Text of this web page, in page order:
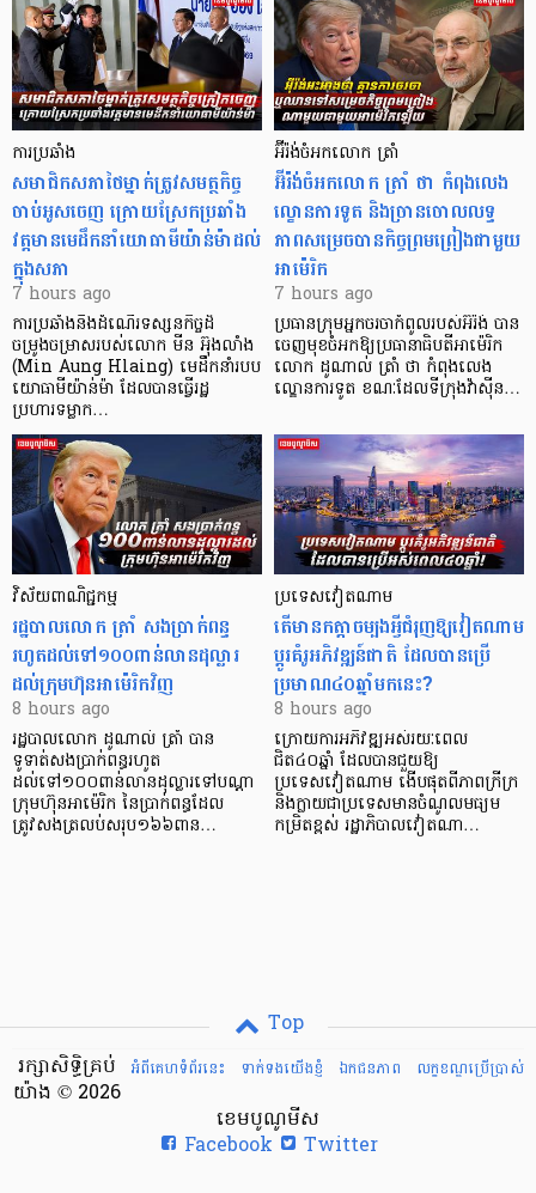
ការប្រឆាំង
សមាជិកសភាថៃម្នាក់ត្រូវសមត្ថកិច្ច
ចាប់អូសចេញ ក្រោយស្រែកប្រឆាំង
វត្តមានមេដឹកនាំយោធាមីយ៉ាន់ម៉ាដល់
ក្នុងសភា
7 hours ago
ការប្រឆាំងនឹងដំណើរទស្សនកិច្ចដ៏
ចម្រូងចម្រាសរបស់លោក មីន អ៊ុងលាំង
(Min Aung Hlaing) មេដឹកនាំរបប
យោធាមីយ៉ាន់ម៉ា ដែលបានធ្វើរដ្ឋ
ប្រហារទម្លាក…
អ៊ីរ៉ង់ចំអកលោក ត្រាំ
អ៊ីរ៉ង់ចំអកលោក ត្រាំ ថា កំពុងលេង
ល្ខោនការទូត និងច្រានចោលលទ្ធ
ភាពសម្រេចបានកិច្ចព្រមព្រៀងជាមួយ
អាម៉េរិក
7 hours ago
ប្រធានក្រុមអ្នកចរចាកំពូលរបស់អ៊ីរ៉ង់ បាន
ចេញមុខចំអកឱ្យប្រធានាធិបតីអាម៉េរិក
លោក ដូណាល់ ត្រាំ ថា កំពុងលេង
ល្ខោនការទូត ខណៈដែលទីក្រុងវ៉ាស៊ីន…
វិស័យ​ពាណិជ្ជកម្ម
រដ្ឋបាលលោក ត្រាំ សងប្រាក់ពន្ធ
រហូតដល់ទៅ១០០ពាន់លានដុល្លារ
ដល់ក្រុមហ៊ុនអាម៉េរិកវិញ
8 hours ago
រដ្ឋបាលលោក ដូណាល់ ត្រាំ បាន​
ទូទាត់សងប្រាក់ពន្ធរហូត
ដល់ទៅ១០០ពាន់លានដុល្លារទៅបណ្ដា
ក្រុមហ៊ុនអាម៉េរិក នៃប្រាក់ពន្ធដែល
ត្រូវសងត្រលប់សរុប១៦៦ពាន…
ប្រទេសវៀតណាម
តើមានកត្តាចម្បងអ្វីជំរុញឱ្យវៀតណាម
ប្តូរគំរូអភិវឌ្ឍន៍ជាតិ ដែលបានប្រើ
ប្រមាណ៤០ឆ្នាំមកនេះ?
8 hours ago
ក្រោយការអភិវឌ្ឍអស់រយៈពេល
ជិត៤០ឆ្នាំ ដែលបានជួយឱ្យ​
ប្រទេសវៀតណាម ងើប​ផុតពីភាពក្រីក្រ
និងក្លាយជាប្រទេសមានចំណូលមធ្យម
កម្រិតខ្ពស់ រដ្ឋាភិបាលវៀតណា…
Top
អំពីគេហទំព័រនេះ
ទាក់ទងយើងខ្ញំ ឯកជនភាព លក្ខខណ្ឌ​ប្រើ​ប្រាស់
រក្សាសិទ្ធិគ្រប់
យ៉ាង © 2026
ខេមបូណូមីស
Facebook
Twitter